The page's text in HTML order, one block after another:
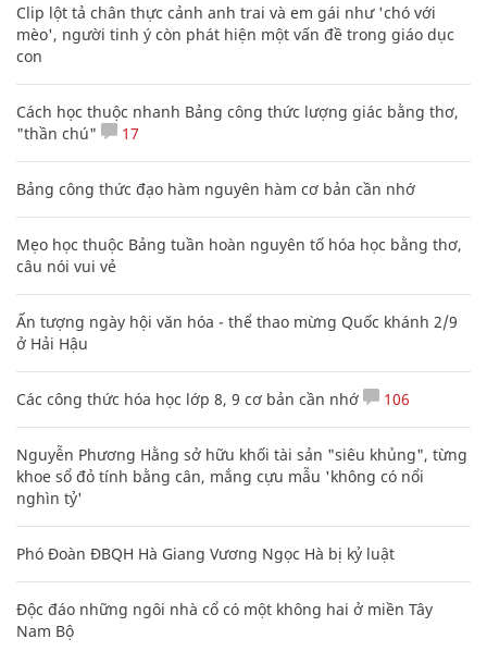
Clip lột tả chân thực cảnh anh trai và em gái như 'chó với
mèo', người tinh ý còn phát hiện một vấn đề trong giáo dục
con
Cách học thuộc nhanh Bảng công thức lượng giác bằng thơ,
"thần chú"
17
Bảng công thức đạo hàm nguyên hàm cơ bản cần nhớ
Mẹo học thuộc Bảng tuần hoàn nguyên tố hóa học bằng thơ,
câu nói vui vẻ
Ấn tượng ngày hội văn hóa - thể thao mừng Quốc khánh 2/9
ở Hải Hậu
Các công thức hóa học lớp 8, 9 cơ bản cần nhớ 106
Nguyễn Phương Hằng sở hữu khối tài sản "siêu khủng", từng
khoe sổ đỏ tính bằng cân, mắng cựu mẫu 'không có nổi
nghìn tỷ'
Phó Đoàn ĐBQH Hà Giang Vương Ngọc Hà bị kỷ luật
Độc đáo những ngôi nhà cổ có một không hai ở miền Tây
Nam Bộ